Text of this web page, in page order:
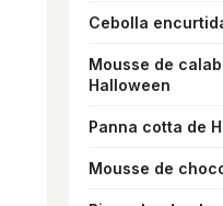
Cebolla
Mousse de
Halloween
Panna cotta de
Mousse de